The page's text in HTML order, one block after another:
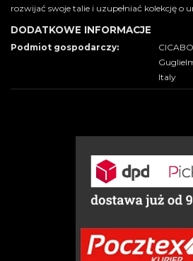
rozwijać swoje talie i uzupełniać kolekcję o
DODATKOWE INFORMACJE
Podmiot gospodarczy:
Italy